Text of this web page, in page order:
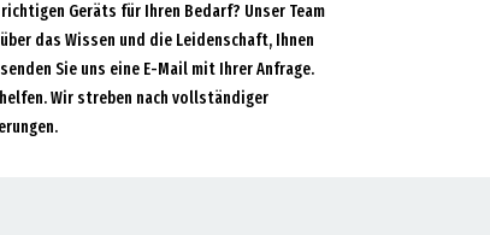
Geräts für Ihren Bedarf? Unser Team
das Wissen und die Leidenschaft, Ihnen
Sie uns eine E-Mail mit Ihrer Anfrage.
Wir streben nach vollständiger